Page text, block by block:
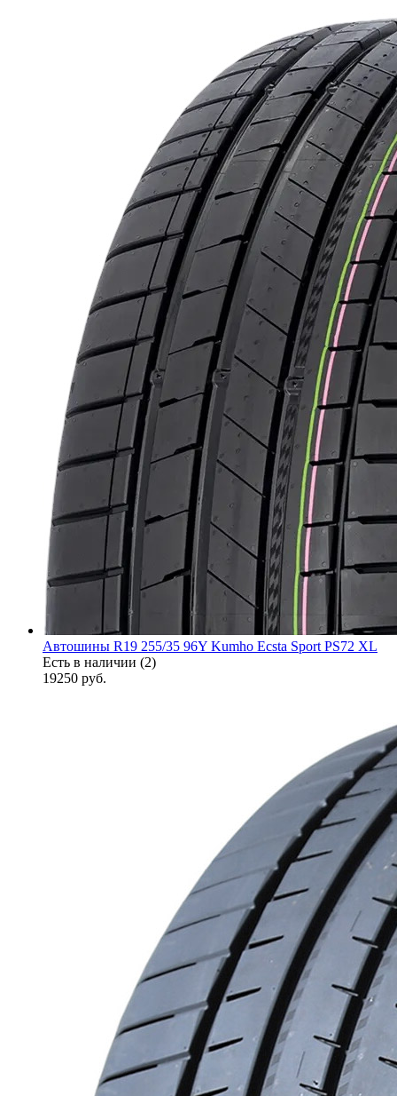
Автошины R19 255/35 96Y Kumho Ecsta Sport PS72 XL
Есть в наличии (2)
19250 руб.